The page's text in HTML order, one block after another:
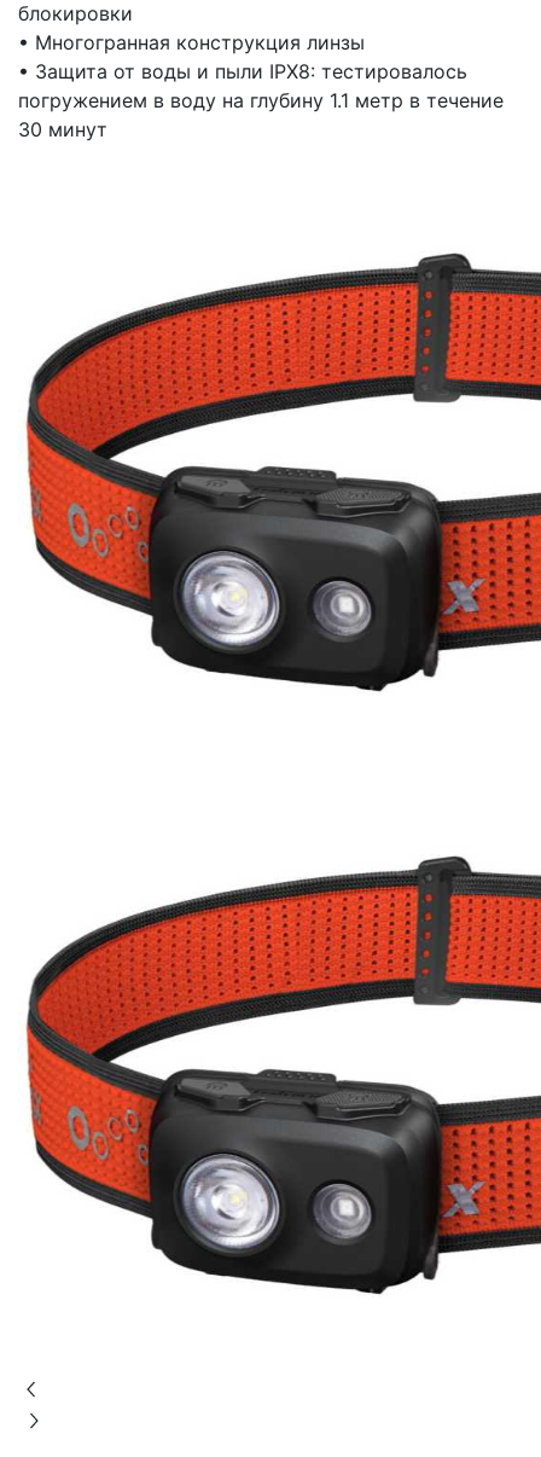
блокировки
• Многогранная конструкция линзы
• Защита от воды и пыли IPX8: тестировалось
погружением в воду на глубину 1.1 метр в течение
30 минут